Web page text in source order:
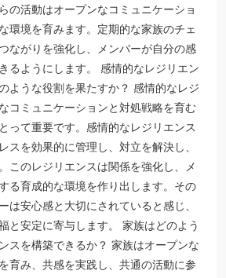
の活動はオープンなコミュニケーショ
環境を育みます。定期的な家族のチェ
ながりを強化し、メンバーが自分の感
るようにします。 感情的なレジリエン
ような役割を果たすか？ 感情的なレジ
コミュニケーションと対処戦略を育む
って重要です。感情的なレジリエンス
スを効果的に管理し、対立を解決し、
このレジリエンスは関係を強化し、メ
る育成的な環境を作り出します。その
は安心感と大切にされていると感じ、
と安定に寄与します。 家族はどのよう
スを構築できるか？ 家族はオープンな
育み、共感を実践し、共通の活動に参